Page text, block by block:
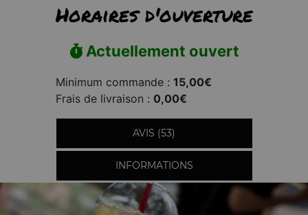
Horaires d'ouverture
Actuellement ouvert
Minimum commande : 15,00€
Frais de livraison : 0,00€
AVIS (53)
INFORMATIONS